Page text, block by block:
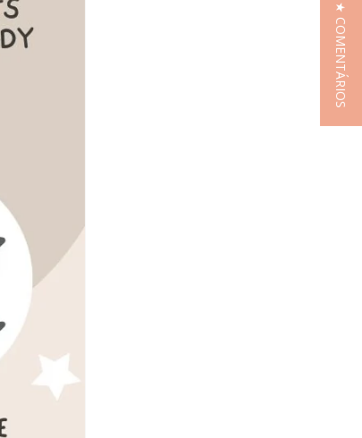
★ COMENTÁRIOS